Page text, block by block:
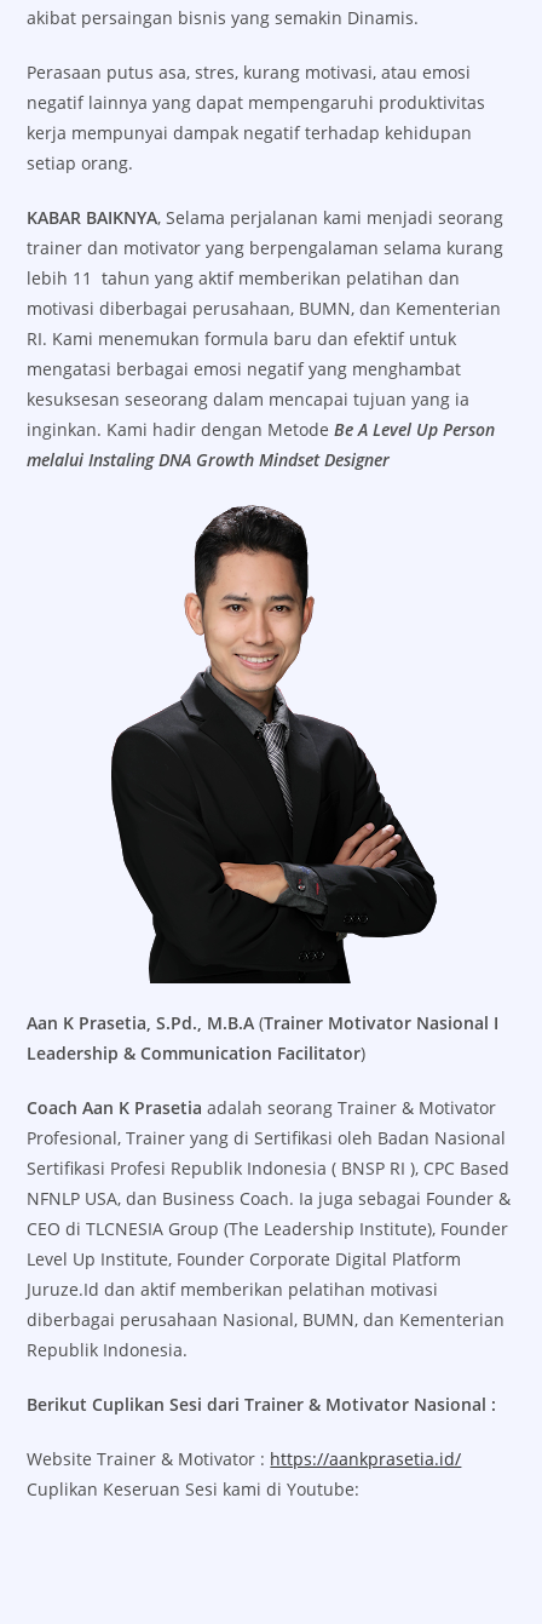
akibat persaingan bisnis yang semakin Dinamis.
Perasaan putus asa, stres, kurang motivasi, atau emosi
negatif lainnya yang dapat mempengaruhi produktivitas
kerja mempunyai dampak negatif terhadap kehidupan
setiap orang.
KABAR BAIKNYA, Selama perjalanan kami menjadi seorang
trainer dan motivator yang berpengalaman selama kurang
lebih 11 tahun yang aktif memberikan pelatihan dan
motivasi diberbagai perusahaan, BUMN, dan Kementerian
RI. Kami menemukan formula baru dan efektif untuk
mengatasi berbagai emosi negatif yang menghambat
kesuksesan seseorang dalam mencapai tujuan yang ia
inginkan. Kami hadir dengan MetodeBe A Level Up Person
melalui Instaling DNA Growth Mindset Designer
Aan K Prasetia, S.Pd., M.B.A(Trainer Motivator Nasional I
Leadership & Communication Facilitator)
Coach Aan K Prasetiaadalah seorang Trainer & Motivator
Profesional, Trainer yang di Sertifikasi oleh Badan Nasional
Sertifikasi Profesi Republik Indonesia ( BNSP RI ), CPC Based
NFNLP USA, dan Business Coach. Ia juga sebagai Founder &
CEO di TLCNESIA Group (The Leadership Institute), Founder
Level Up Institute, Founder Corporate Digital Platform
Juruze.Id dan aktif memberikan pelatihan motivasi
diberbagai perusahaan Nasional, BUMN, dan Kementerian
Republik Indonesia.
Berikut Cuplikan Sesi dari Trainer & Motivator Nasional :
Website Trainer & Motivator : https://aankprasetia.id/
Cuplikan Keseruan Sesi kami di Youtube: